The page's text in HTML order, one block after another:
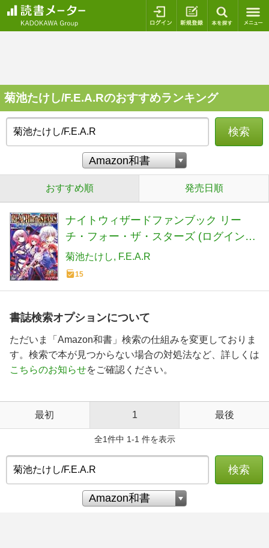
ログイン 新規登録
菊池たけし/F.E.A.Rのおすすめランキング
検索
おすすめ順 発売日順
ナイトウィザードファンブック リー
チ・フォー・ザ・スターズ (ログインテ
ーブルトークRPGシリーズ)
菊池たけし F.E.A.R
15
書誌検索オプションについて
ただいま「Amazon和書」検索の仕組みを変更しておりま
す。検索で本が見つからない場合の対処法など、詳しくは
こちらのお知らせをご確認ください。
最初 1 最後
全1件中 1-1 件を表示
検索